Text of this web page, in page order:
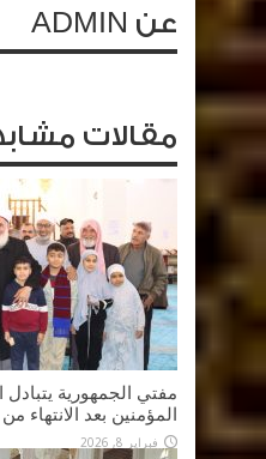
عن ADMIN
مقالات
مفتي الجمهورية
المؤمنين بعد الانتهاء
فبراير 8, 2026